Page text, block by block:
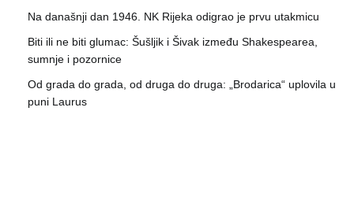
Na današnji dan 1946. NK Rijeka odigrao je prvu utakmicu
Biti ili ne biti glumac: Šušljik i Šivak između Shakespearea,
sumnje i pozornice
Od grada do grada, od druga do druga: „Brodarica“ uplovila u
puni Laurus